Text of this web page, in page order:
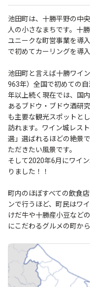
池田町は、十勝平野の中
人の小さなまちです。十
ユニークな町営事業を導
で初めてカーリングを導
池田町と言えば十勝ワイ
963年）全国で初めての
年以上続く現在では、国
あるブドウ・ブドウ酒研
も主要な観光スポットと
訪れます。ワイン城レス
選」選ばれるほどの絶景
ただきたい風景です。
そして2020年6月にワイ
りました！！
町内のほぼすべての飲食
ンで行うほど、町民はワ
けだ牛や十勝産小豆など
にこだわるグルメの町か